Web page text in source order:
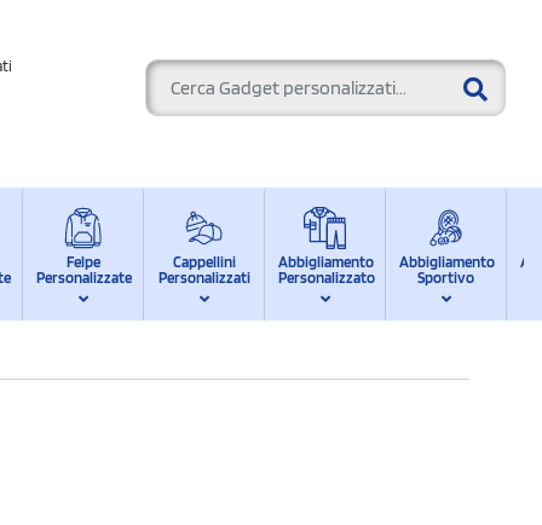
Felpe
Personalizzate
Cappellini
Personalizzati
Abbigliamento
Personalizzato
Abbigliamento
Sportivo